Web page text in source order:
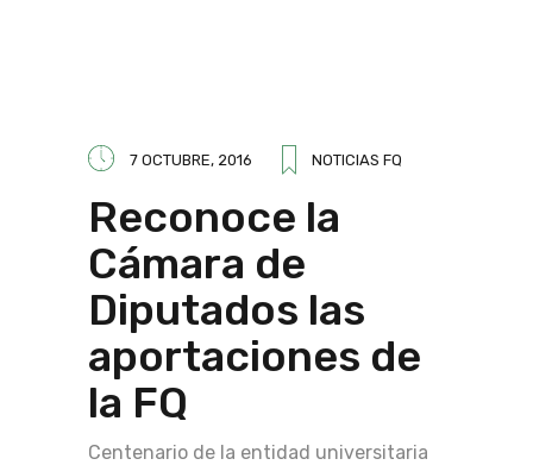
7 OCTUBRE, 2016 NOTICIAS FQ
Reconoce la
Cámara de
Diputados las
aportaciones de
la FQ
Centenario de la entidad universitaria